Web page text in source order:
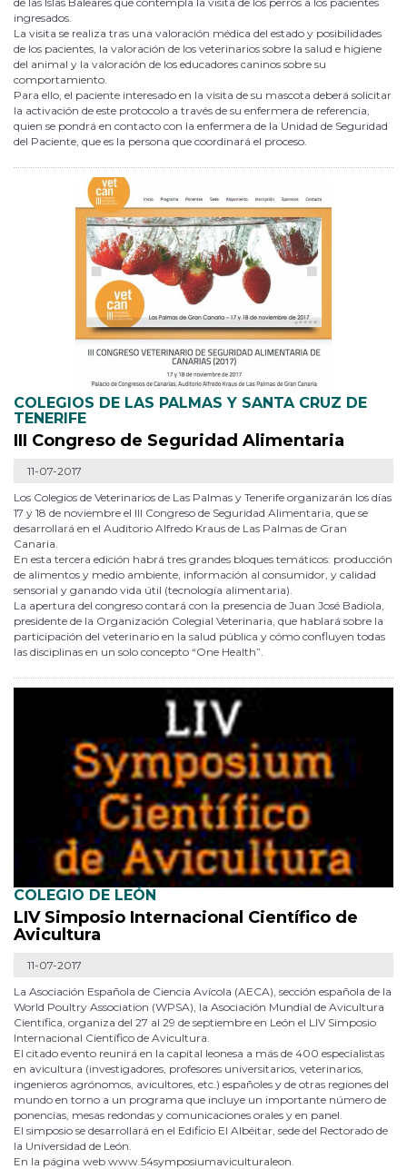
ingresados.
La visita se realiza tras una valoración médica del estado y posibilidades
de los pacientes, la valoración de los veterinarios sobre la salud e higiene
del animal y la valoración de los educadores caninos sobre su
comportamiento.
Para ello, el paciente interesado en la visita de su mascota deberá solicitar
la activación de este protocolo a través de su enfermera de referencia,
quien se pondrá en contacto con la enfermera de la Unidad de Seguridad
del Paciente, que es la persona que coordinará el proceso.
COLEGIOS DE LAS PALMAS Y SANTA CRUZ DE
TENERIFE
III Congreso de Seguridad Alimentaria
11-07-2017
Los Colegios de Veterinarios de Las Palmas y Tenerife organizarán los días
17 y 18 de noviembre el III Congreso de Seguridad Alimentaria, que se
desarrollará en el Auditorio Alfredo Kraus de Las Palmas de Gran
Canaria.
En esta tercera edición habrá tres grandes bloques temáticos: producción
de alimentos y medio ambiente, información al consumidor, y calidad
sensorial y ganando vida útil (tecnología alimentaria).
La apertura del congreso contará con la presencia de Juan José Badiola,
presidente de la Organización Colegial Veterinaria, que hablará sobre la
participación del veterinario en la salud pública y cómo confluyen todas
las disciplinas en un solo concepto “One Health”.
COLEGIO DE LEÓN
LIV Simposio Internacional Científico de
Avicultura
11-07-2017
La Asociación Española de Ciencia Avícola (AECA), sección española de la
World Poultry Association (WPSA), la Asociación Mundial de Avicultura
Científica, organiza del 27 al 29 de septiembre en León el LIV Simposio
Internacional Científico de Avicultura.
El citado evento reunirá en la capital leonesa a más de 400 especialistas
en avicultura (investigadores, profesores universitarios, veterinarios,
ingenieros agrónomos, avicultores, etc.) españoles y de otras regiones del
mundo en torno a un programa que incluye un importante número de
ponencias, mesas redondas y comunicaciones orales y en panel.
El simposio se desarrollará en el Edificio El Albéitar, sede del Rectorado de
la Universidad de León.
En la página web www.54symposiumaviculturaleon.